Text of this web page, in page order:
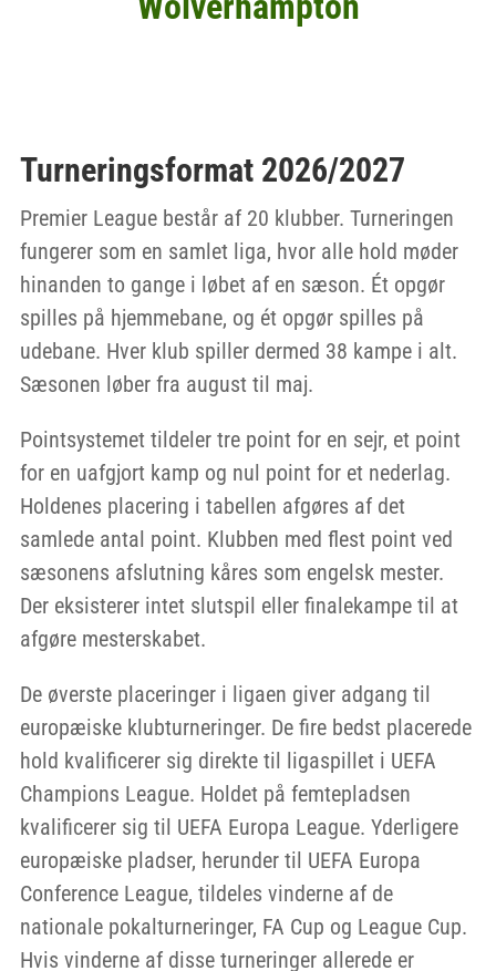
Turneringsformat 2026/2027
Premier League består af 20 klubber. Turneringen
fungerer som en samlet liga, hvor alle hold møder
hinanden to gange i løbet af en sæson. Ét opgør
spilles på hjemmebane, og ét opgør spilles på
udebane. Hver klub spiller dermed 38 kampe i alt.
Sæsonen løber fra august til maj.
Pointsystemet tildeler tre point for en sejr, et point
for en uafgjort kamp og nul point for et nederlag.
Holdenes placering i tabellen afgøres af det
samlede antal point. Klubben med flest point ved
sæsonens afslutning kåres som engelsk mester.
Der eksisterer intet slutspil eller finalekampe til at
afgøre mesterskabet.
De øverste placeringer i ligaen giver adgang til
europæiske klubturneringer. De fire bedst placerede
hold kvalificerer sig direkte til ligaspillet i UEFA
Champions League. Holdet på femtepladsen
kvalificerer sig til UEFA Europa League. Yderligere
europæiske pladser, herunder til UEFA Europa
Conference League, tildeles vinderne af de
nationale pokalturneringer, FA Cup og League Cup.
Hvis vinderne af disse turneringer allerede er